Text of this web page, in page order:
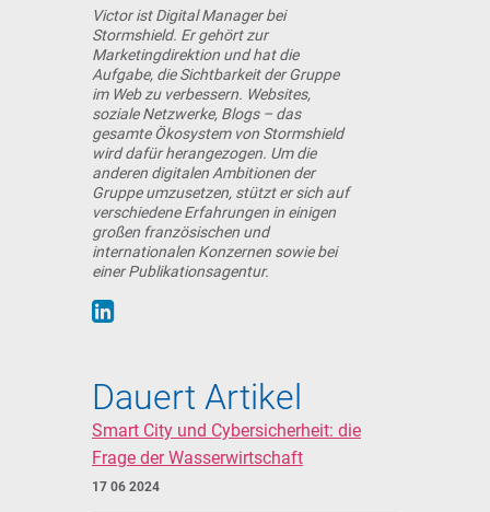
Victor ist Digital Manager bei
Stormshield. Er gehört zur
Marketingdirektion und hat die
Aufgabe, die Sichtbarkeit der Gruppe
im Web zu verbessern. Websites,
soziale Netzwerke, Blogs – das
gesamte Ökosystem von Stormshield
wird dafür herangezogen. Um die
anderen digitalen Ambitionen der
Gruppe umzusetzen, stützt er sich auf
verschiedene Erfahrungen in einigen
großen französischen und
internationalen Konzernen sowie bei
einer Publikationsagentur.
Dauert Artikel
Smart City und Cybersicherheit: die
Frage der Wasserwirtschaft
17 06 2024